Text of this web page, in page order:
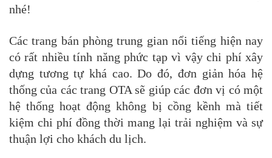
nhé!
Các trang bán phòng trung gian nổi tiếng hiện nay
có rất nhiều tính năng phức tạp vì vậy chi phí xây
dựng tương tự khá cao. Do đó, đơn giản hóa hệ
thống của các trang OTA sẽ giúp các đơn vị có một
hệ thống hoạt động không bị cồng kềnh mà tiết
kiệm chi phí đồng thời mang lại trải nghiệm và sự
thuận lợi cho khách du lịch.